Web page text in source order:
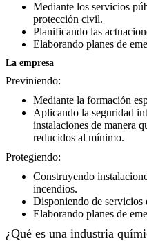
Mediante los servicios
protección civil.
Planificando las
Elaborando planes de
La empresa
Previniendo:
Mediante la formación
Aplicando la seguridad
instalaciones de manera
reducidos al mínimo.
Protegiendo:
Construyendo
incendios.
Disponiendo de servicios
Elaborando planes de
¿Qué es una industria